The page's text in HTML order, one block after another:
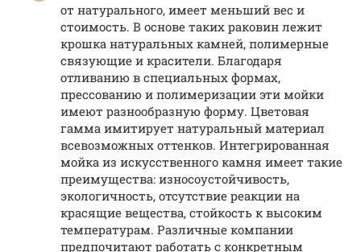
от натурального, имеет меньший вес и
стоимость. В основе таких раковин лежит
крошка натуральных камней, полимерные
связующие и красители. Благодаря
отливанию в специальных формах,
прессованию и полимеризации эти мойки
имеют разнообразную форму. Цветовая
гамма имитирует натуральный материал
всевозможных оттенков. Интегрированная
мойка из искусственного камня имеет такие
преимущества: износоустойчивость,
экологичность, отсутствие реакции на
красящие вещества, стойкость к высоким
температурам. Различные компании
предпочитают работать с конкретным